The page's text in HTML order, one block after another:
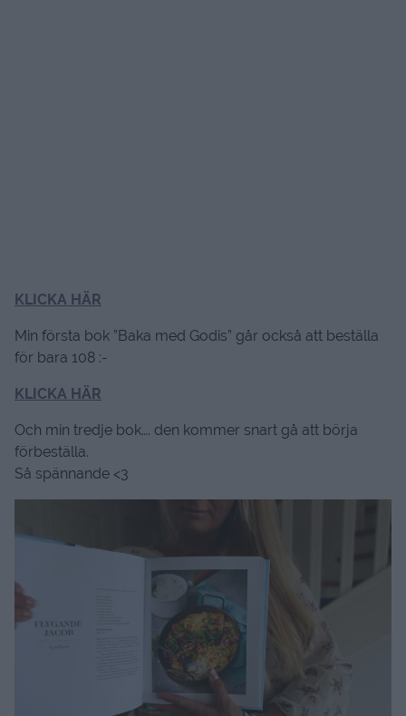
KLICKA HÄR
Min första bok ”Baka med Godis” går också att beställa
för bara 108 :-
KLICKA HÄR
Och min tredje bok…. den kommer snart gå att börja
förbeställa.
Så spännande <3